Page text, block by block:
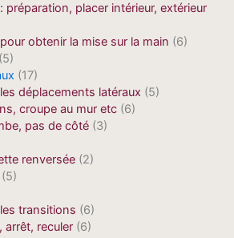
préparation, placer intérieur, extérieur
obtenir la mise sur la main (6)
(5)
(17)
déplacements latéraux (5)
croupe au mur etc (6)
pas de côté (3)
renversée (2)
(5)
transitions (6)
arrêt, reculer (6)